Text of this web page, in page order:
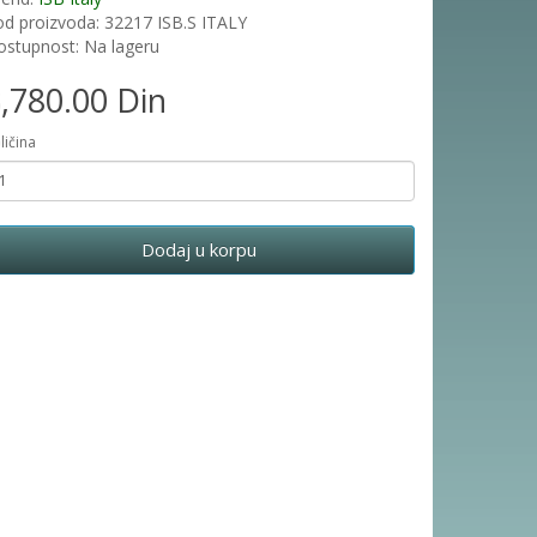
proizvoda: 32217 ISB.S ITALY
Na lageru
Din
Dodaj u korpu